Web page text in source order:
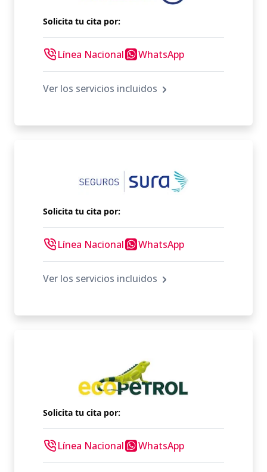
Solicita tu cita por:
Línea Nacional WhatsApp
Ver los servicios incluidos
Solicita tu cita por:
Línea Nacional WhatsApp
Ver los servicios incluidos
Solicita tu cita por:
Línea Nacional WhatsApp